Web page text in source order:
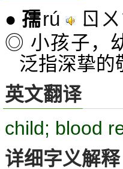
● 孺rú ㄖㄨ
◎ 小孩子，
泛指深挚的
英文翻译
child; blood
详细字义解释